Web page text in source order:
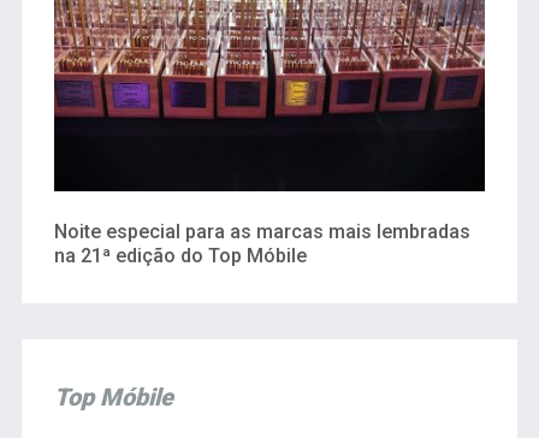
Noite especial para as marcas mais lembradas
na 21ª edição do Top Móbile
Top Móbile